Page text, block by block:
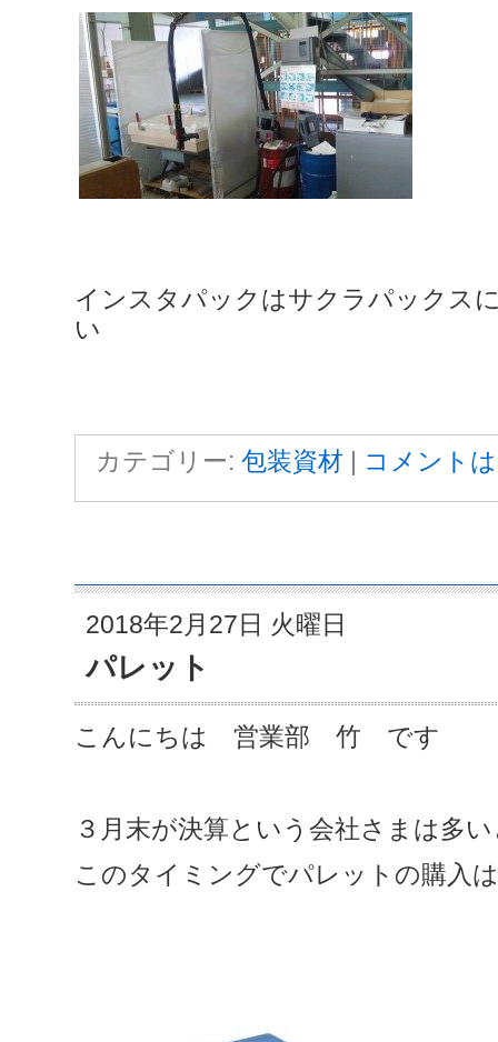
インスタパックはサクラパックス
い
カテゴリー: 包装資材 | コメント
2018年2月27日 火曜日
パレット
こんにちは 営業部 竹 です
３月末が決算という会社さまは多
このタイミングでパレットの購入